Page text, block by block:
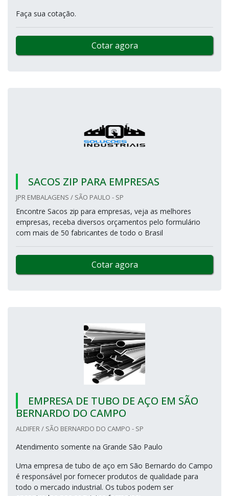
Faça sua cotação.
Cotar agora
SACOS ZIP PARA EMPRESAS
JPR EMBALAGENS / SÃO PAULO - SP
Encontre Sacos zip para empresas, veja as melhores
empresas, receba diversos orçamentos pelo formulário
com mais de 50 fabricantes de todo o Brasil
Cotar agora
EMPRESA DE TUBO DE AÇO EM SÃO
BERNARDO DO CAMPO
ALDIFER / SÃO BERNARDO DO CAMPO - SP
Atendimento somente na Grande São Paulo
Uma empresa de tubo de aço em São Bernardo do Campo
é responsável por fornecer produtos de qualidade para
todo o mercado industrial. Os tubos podem ser